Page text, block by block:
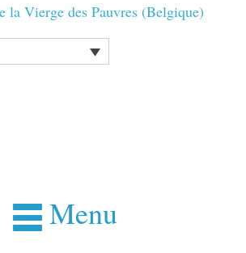
la Vierge des Pauvres (Belgique)
Menu